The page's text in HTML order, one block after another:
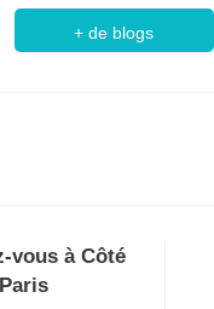
+ de blogs
vous à Côté
Paris